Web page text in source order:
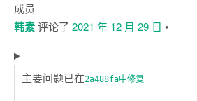
成员
韩素评论了 2021 年 12 月 29 日 •
主要问题已在2a488fa中修复